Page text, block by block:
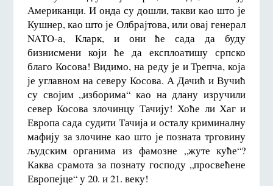
Американци. И онда су дошли, такви као што је
Кушнер, као што је Олбрајтова, или овај генерал
NATO-а, Кларк, и они ће сада да буду
бизнисмени који ће да експлоатишу српско
благо Косова! Видимо, на реду је и Трепча, која
је углавном на северу Косова. А Дачић и Вучић
су својим „изборима“ као на длану изручили
север Косова злочинцу Тачију! Хоће ли Хаг и
Европа сада судити Тачија и осталу криминалну
мафију за злочине као што је позната трговину
људским органима из фамозне „жуте куће“?
Каква срамота за познату господу „просвећене
Европејце“ у 20. и 21. веку!